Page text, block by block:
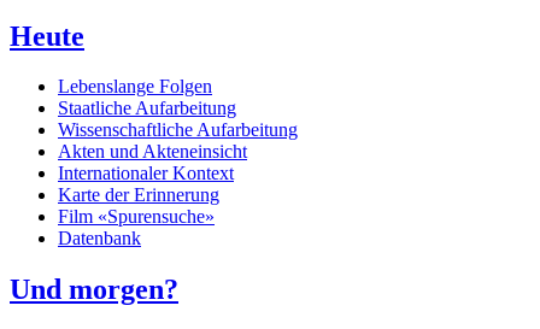
Heute
Lebenslange Folgen
Staatliche Aufarbeitung
Wissenschaftliche Aufarbeitung
Akten und Akteneinsicht
Internationaler Kontext
Karte der Erinnerung
Film «Spurensuche»
Datenbank
Und morgen?